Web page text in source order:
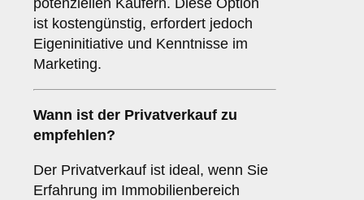
potenziellen Käufern. Diese Option
ist kostengünstig, erfordert jedoch
Eigeninitiative und Kenntnisse im
Marketing.
Wann ist der Privatverkauf zu
empfehlen?
Der Privatverkauf ist ideal, wenn Sie
Erfahrung im Immobilienbereich